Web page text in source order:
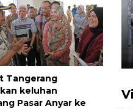
Tangerang
keluhan
Pasar Anyar ke
di Rutan